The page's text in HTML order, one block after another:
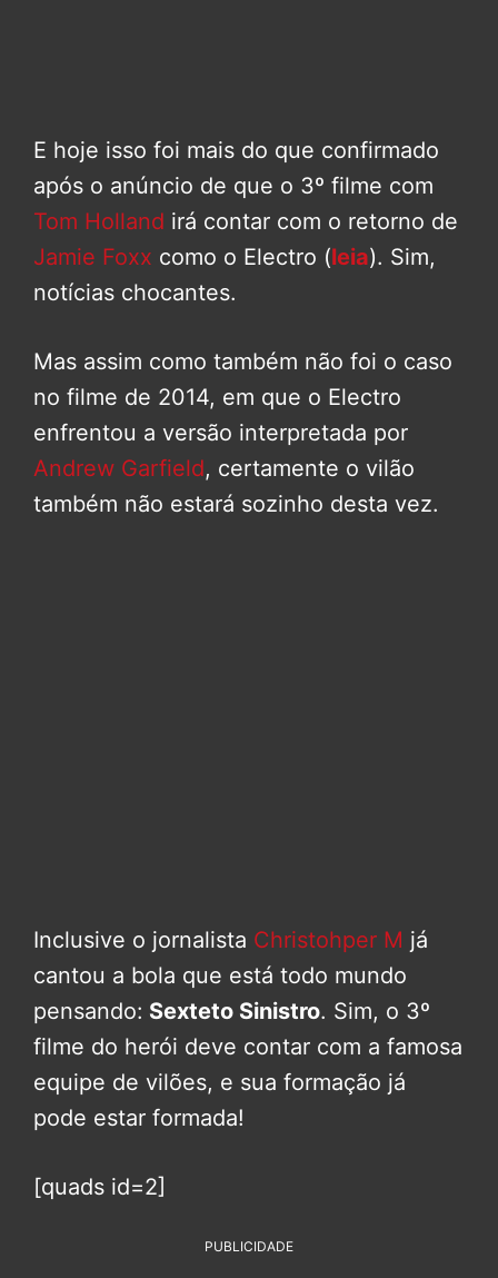
E hoje isso foi mais do que confirmado
após o anúncio de que o 3º filme com
Tom Holland irá contar com o retorno de
Jamie Foxx como o Electro (leia). Sim,
notícias chocantes.
Mas assim como também não foi o caso
no filme de 2014, em que o Electro
enfrentou a versão interpretada por
Andrew Garfield, certamente o vilão
também não estará sozinho desta vez.
Inclusive o jornalista Christohper M já
cantou a bola que está todo mundo
pensando: Sexteto Sinistro. Sim, o 3º
filme do herói deve contar com a famosa
equipe de vilões, e sua formação já
pode estar formada!
[quads id=2]
PUBLICIDADE